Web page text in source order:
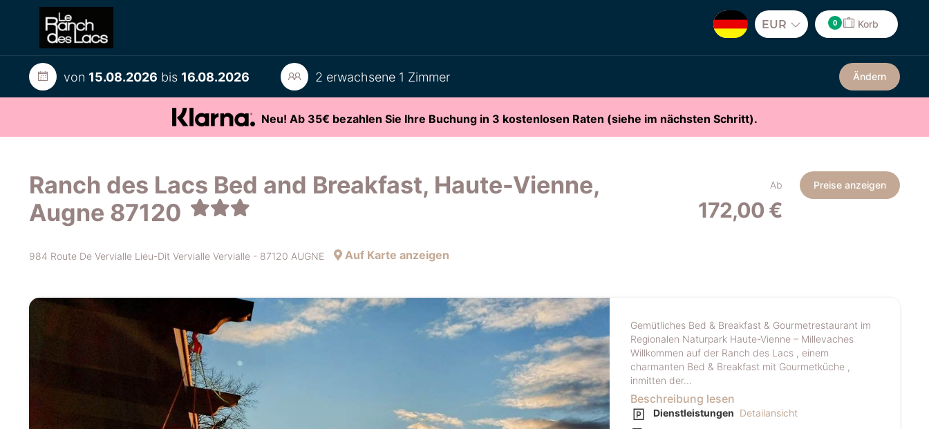
EUR 0 Korb
von 15.08.2026 bis 16.08.2026 2 erwachsene 1 Zimmer Ändern
Neu! Ab 35€ bezahlen Sie Ihre Buchung in 3 kostenlosen Raten (siehe im nächsten Schritt).
Ranch des Lacs Bed and Breakfast, Haute-Vienne,
Augne 87120
984 Route De Vervialle Lieu-Dit Vervialle Vervialle - 87120 AUGNE Auf Karte anzeigen
Ab
172,00 €
Preise anzeigen
Gemütliches Bed & Breakfast & Gourmetrestaurant im
Regionalen Naturpark Haute-Vienne – Millevaches
Willkommen auf der Ranch des Lacs , einem
charmanten Bed & Breakfast mit Gourmetküche ,
inmitten der...
Beschreibung lesen
Dienstleistungen Detailansicht